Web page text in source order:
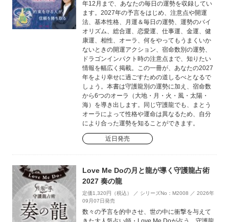
年12月まで、あなたの毎日の運勢を収録してい
ます。2027年の予言をはじめ、注意点や開運
法、基本性格、月運＆毎日の運勢、運勢のバイ
オリズム、総合運、恋愛運、仕事運、金運、健
康運、相性、オーラ、何をやってもうまくいか
ないときの開運アクション、宿命数別の運勢、
ドラゴンインパクト時の注意点まで、知りたい
情報を幅広く掲載。この一冊が、あなたの2027
年をより幸せに過ごすための道しるべとなるで
しょう。本書は守護龍別の運勢に加え、宿命数
から6つのオーラ（大地・月・火・風・太陽・
海）を導き出します。同じ守護龍でも、まとう
オーラによって性格や運命は異なるため、自分
により合った運勢を知ることができます。
近日発売
Love Me Doの月と龍が導く守護龍占術
2027 奏の龍
定価1,320円（税込） ／ シリーズNo：M2008 ／ 2026年
09月07日発売
数々の予言を的中させ、世の中に衝撃を与えて